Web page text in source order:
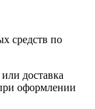
средств по
доставка
оформлении